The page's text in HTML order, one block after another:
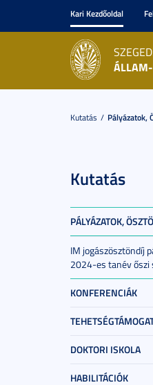
Kari Kezdőoldal
ÁLLAM-
Kutatás Pályázatok,
Kutatás
PÁLYÁZATOK,
IM jogászösztöndíj
2024-es tanév őszi
KONFERENCIÁK
DOKTORI ISKOLA
HABILITÁCIÓK